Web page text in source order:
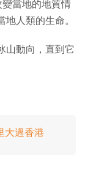
變當地的地質情
人類的生命。
山動向，直到它
大過香港